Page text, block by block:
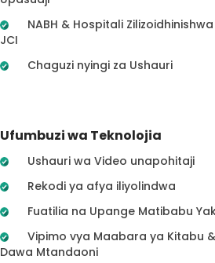
NABH & Hospitali
JCI
Chaguzi nyingi za Ushauri
Ufumbuzi wa Teknolojia
Ushauri wa Video unapohitaji
Rekodi ya afya iliyolindwa
Fuatilia na Upange Matibabu
Vipimo vya Maabara ya Kitabu
Dawa Mtandaoni